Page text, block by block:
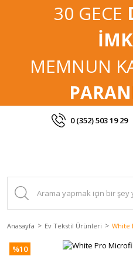
30 GECE
MEMNUN
0 (352) 503 19 29
Anasayfa Ev Tekstil Ürünleri White
%10